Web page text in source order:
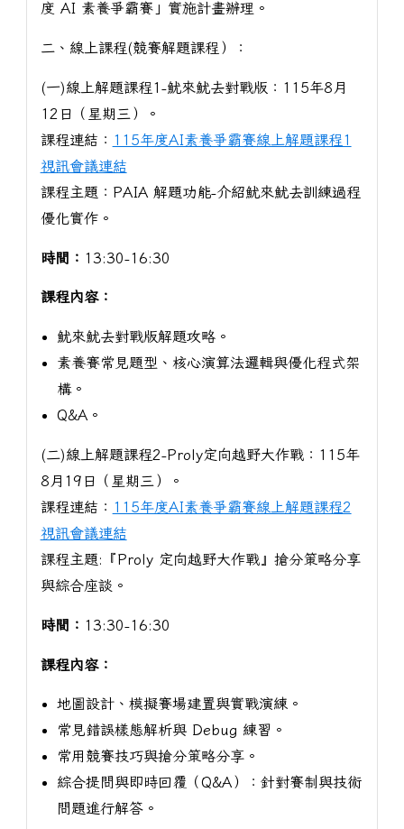
度 AI 素養爭霸賽」實施計畫辦理。
二、線上課程(競賽解題課程）：
(一)線上解題課程1-魷來魷去對戰版：115年8月
12日（星期三）。
課程連結： 115年度AI素養爭霸賽線上解題課程1
視訊會議連結
課程主題：PAIA 解題功能-介紹魷來魷去訓練過程
優化實作。
時間： 13:30-16:30
課程內容：
魷來魷去對戰版解題攻略。
素養賽常見題型、核心演算法邏輯與優化程式架
構。
Q&A。
(二)線上解題課程2-Proly定向越野大作戰：115年
8月19日（星期三）。
課程連結： 115年度AI素養爭霸賽線上解題課程2
視訊會議連結
課程主題:『Proly 定向越野大作戰』搶分策略分享
與綜合座談。
時間： 13:30-16:30
課程內容：
地圖設計、模擬賽場建置與實戰演練。
常見錯誤樣態解析與 Debug 練習。
常用競賽技巧與搶分策略分享。
綜合提問與即時回覆（Q&A）：針對賽制與技術
問題進行解答。